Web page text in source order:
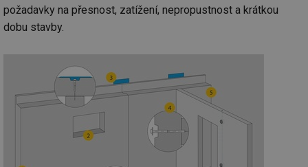
požadavky na přesnost, zatížení, nepropustnost a krátkou
dobu stavby.